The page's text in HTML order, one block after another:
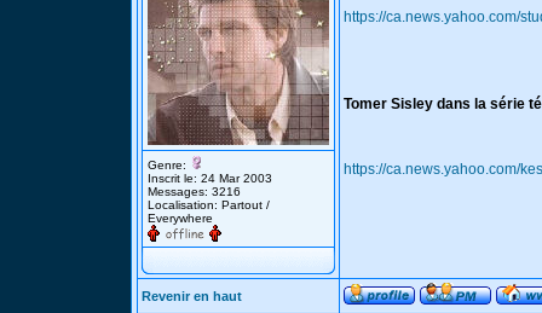
Genre:
Inscrit le: 24 Mar 2003
Messages: 3216
Localisation: Partout /
Everywhere
https://ca.news.yahoo.com/
Tomer Sisley dans la série
https://ca.news.yahoo.com/
Revenir en haut